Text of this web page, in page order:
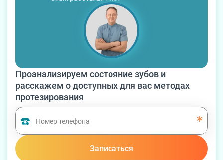
Проанализируем состояние зубов и
расскажем о доступных для вас методах
протезирования
Записаться